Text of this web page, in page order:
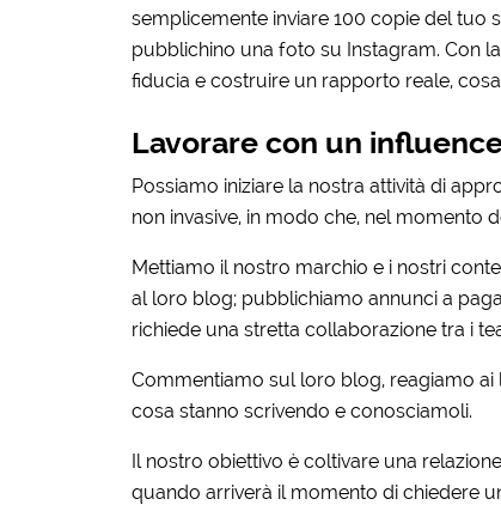
semplicemente inviare 100 copie del tuo
pubblichino una foto su Instagram. Con
fiducia e costruire un rapporto reale,
Lavorare con un
Possiamo iniziare la nostra attività di
non invasive, in modo che, nel momento
Mettiamo il ​​nostro marchio e i nostri
al loro blog; pubblichiamo annunci a
richiede una stretta collaborazione tra i
Commentiamo sul loro blog, reagiamo
cosa stanno scrivendo e conosciamoli.
Il nostro obiettivo è coltivare una
quando arriverà il momento di chiedere